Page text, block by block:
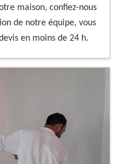
maison, confiez-nous
de notre équipe, vous
en moins de 24 h.